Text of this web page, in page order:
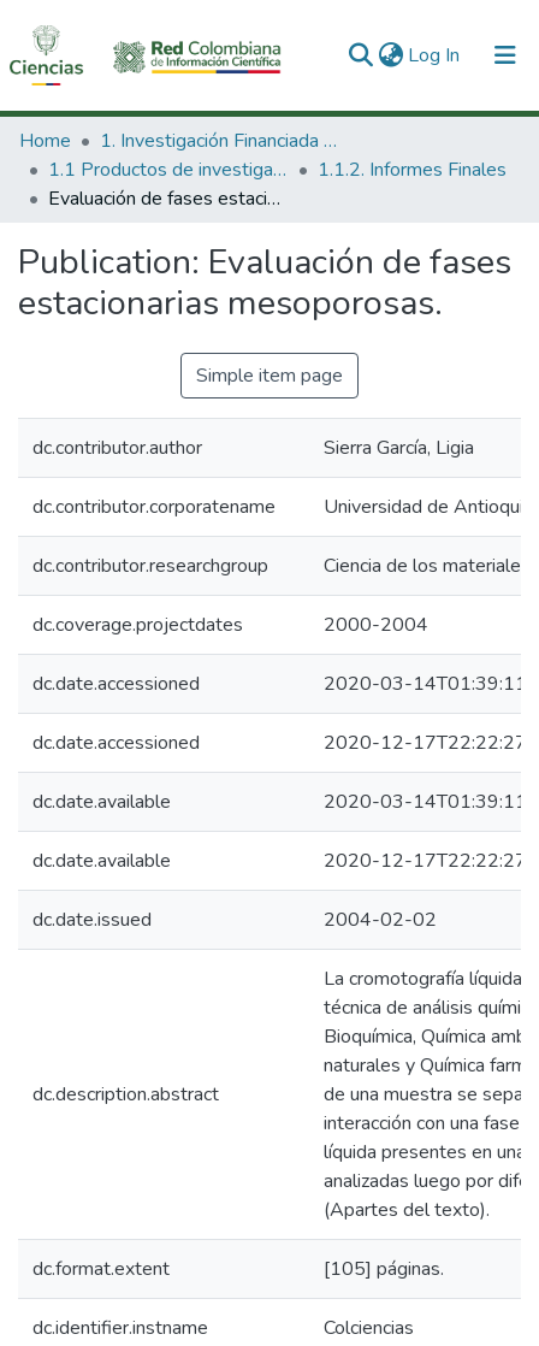
Log In (current)
Communities & Collections
All of DSpace
Home
1. Investigación Financiada con Recursos Públicos
1.1 Productos de investigación
1.1.2. Informes Finales
Evaluación de fases estacionarias mesoporosas.
Publication: Evaluación de fases
estacionarias mesoporosas.
Simple item page
dc.contributor.author Sierra García, Ligia
dc.contributor.corporatename Universidad de Antioquia
dc.contributor.researchgroup Ciencia de los materiales
dc.coverage.projectdates 2000-2004
dc.date.accessioned 2020-03-14T01:39:11Z
dc.date.accessioned 2020-12-17T22:22:27Z
dc.date.available 2020-03-14T01:39:11Z
dc.date.available 2020-12-17T22:22:27Z
dc.date.issued 2004-02-02
dc.description.abstract
La cromotografía líquida
técnica de análisis
Bioquímica, Química
naturales y Química
de una muestra se
interacción con una fase
líquida presentes en una
analizadas luego por
(Apartes del texto).
dc.format.extent [105] páginas.
dc.identifier.instname Colciencias